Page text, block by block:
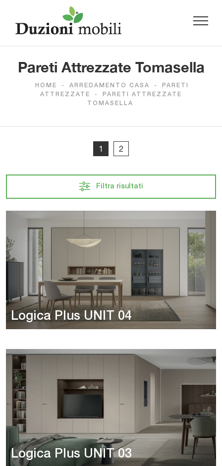
Pareti Attrezzate Tomasella
HOME - ARREDAMENTO CASA -
PARETI
ATTREZZATE
-
PARETI ATTREZZATE
TOMASELLA
1 2
Filtra risultati
Logica Plus UNIT 04
Logica Plus UNIT 03